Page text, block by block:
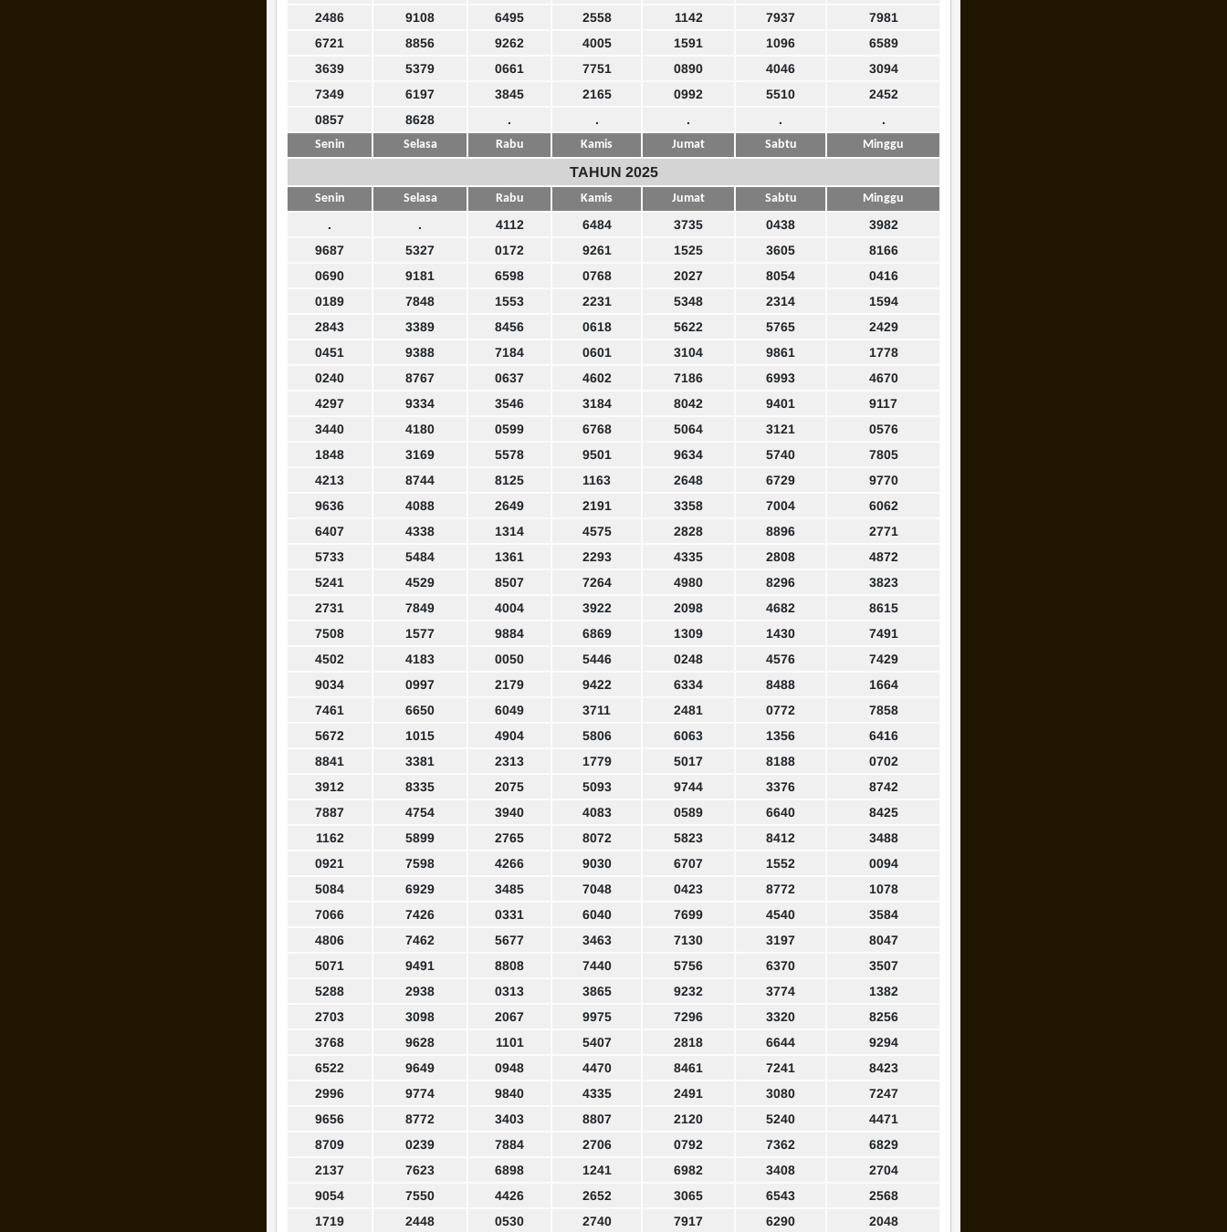
2486
9108 6495 2558 1142 7937
7981
6721
8856 9262 4005 1591 1096
6589
3639
5379 0661 7751 0890 4046
3094
7349
6197 3845 2165 0992 5510
2452
0857
8628 . . . . .
Senin Selasa Rabu Kamis Jumat Sabtu Minggu
TAHUN 2025
Senin Selasa Rabu Kamis Jumat Sabtu Minggu
. . 4112 6484 3735 0438
3982
9687
5327 0172 9261 1525 3605
8166
0690
9181 6598 0768 2027 8054
0416
0189
7848 1553 2231 5348 2314
1594
2843
3389 8456 0618 5622 5765
2429
0451
9388 7184 0601 3104 9861
1778
0240
8767 0637 4602 7186 6993
4670
4297
9334 3546 3184 8042 9401
9117
3440
4180 0599 6768 5064 3121
0576
1848
3169 5578 9501 9634 5740
7805
4213
8744 8125 1163 2648 6729
9770
9636
4088 2649 2191 3358 7004
6062
6407
4338 1314 4575 2828 8896
2771
5733
5484 1361 2293 4335 2808
4872
5241
4529 8507 7264 4980 8296
3823
2731
7849 4004 3922 2098 4682
8615
7508
1577 9884 6869 1309 1430
7491
4502
4183 0050 5446 0248 4576
7429
9034
0997 2179 9422 6334 8488
1664
7461
6650 6049 3711 2481 0772
7858
5672
1015 4904 5806 6063 1356
6416
8841
3381 2313 1779 5017 8188
0702
3912
8335 2075 5093 9744 3376
8742
7887
4754 3940 4083 0589 6640
8425
1162
5899 2765 8072 5823 8412
3488
0921
7598 4266 9030 6707 1552
0094
5084
6929 3485 7048 0423 8772
1078
7066
7426 0331 6040 7699 4540
3584
4806
7462 5677 3463 7130 3197
8047
5071
9491 8808 7440 5756 6370
3507
5288
2938 0313 3865 9232 3774
1382
2703
3098 2067 9975 7296 3320
8256
3768
9628 1101 5407 2818 6644
9294
6522
9649 0948 4470 8461 7241
8423
2996
9774 9840 4335 2491 3080
7247
9656
8772 3403 8807 2120 5240
4471
8709
0239 7884 2706 0792 7362
6829
2137
7623 6898 1241 6982 3408
2704
9054
7550 4426 2652 3065 6543
2568
1719
2448 0530 2740 7917 6290 2048